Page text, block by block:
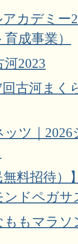
カデミー
成事業）
2023
古河まく
ツ｜
無料招待
ドペガサ
ももマラ